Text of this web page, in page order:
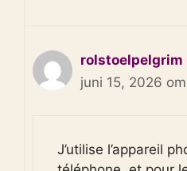
rolstoelpelgrim
juni 15, 2026
J’utilise l’appareil